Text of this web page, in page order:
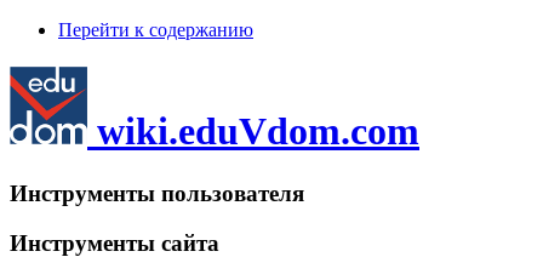
Перейти к содержанию
wiki.eduVdom.com
Инструменты пользователя
Инструменты сайта